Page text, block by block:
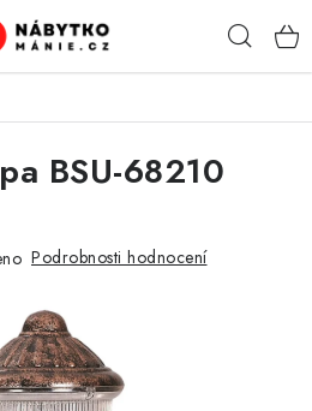
BSU-68210
Podrobnosti hodnocení